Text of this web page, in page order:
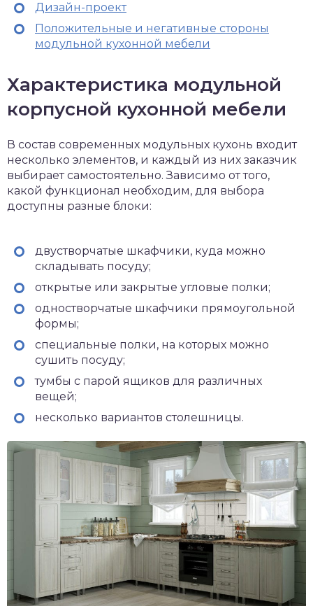
Дизайн-проект
Положительные и негативные стороны
модульной кухонной мебели
Характеристика модульной
корпусной кухонной мебели
В состав современных модульных кухонь входит
несколько элементов, и каждый из них заказчик
выбирает самостоятельно. Зависимо от того,
какой функционал необходим, для выбора
доступны разные блоки:
двустворчатые шкафчики, куда можно
складывать посуду;
открытые или закрытые угловые полки;
одностворчатые шкафчики прямоугольной
формы;
специальные полки, на которых можно
сушить посуду;
тумбы с парой ящиков для различных
вещей;
несколько вариантов столешницы.